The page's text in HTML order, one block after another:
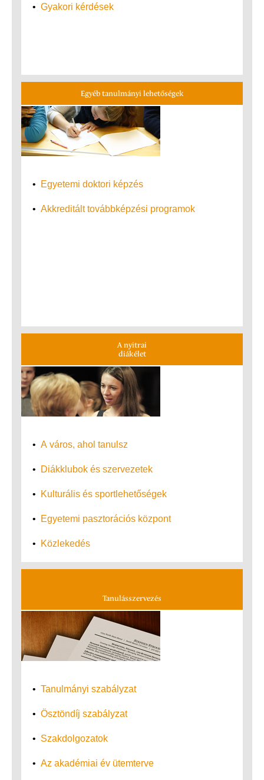
• Gyakori kérdések
Egyéb tanulmányi lehetőségek
• Egyetemi doktori képzés
• Akkreditált továbbképzési programok
A nyitrai
diákélet
• A város, ahol tanulsz
• Diákklubok és szervezetek
• Kulturális és sportlehetőségek
• Egyetemi pasztorációs központ
• Közlekedés
Tanulásszervezés
• Tanulmányi szabályzat
• Ösztöndíj szabályzat
• Szakdolgozatok
• Az akadémiai év ütemterve